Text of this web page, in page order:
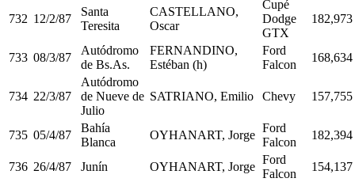
732 12/2/87
Santa
Teresita
CASTELLANO,
Oscar
Cupé
Dodge
GTX
182,973
733 08/3/87
Autódromo
de Bs.As.
FERNANDINO,
Estéban (h)
Ford
Falcon
168,634
734 22/3/87
Autódromo
de Nueve de
Julio
SATRIANO, Emilio Chevy 157,755
735 05/4/87
Bahía
Blanca
OYHANART, Jorge
Ford
Falcon
182,394
736 26/4/87 Junín OYHANART, Jorge
Ford
Falcon
154,137